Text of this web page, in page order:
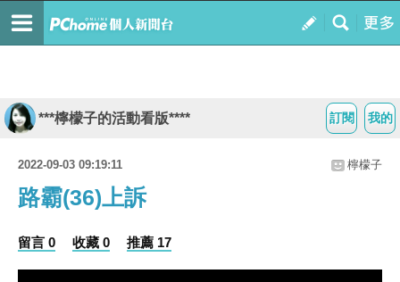
我的
訂閱
***檸檬子的活動看版****
2022-09-03 09:19:11 檸檬子
路霸(36)上訴
留言 0 收藏 0 推薦 17